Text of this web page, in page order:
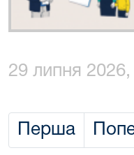
29 липня
Перша